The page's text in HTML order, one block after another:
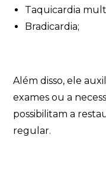
Taquicardia
Bradicardia;
Além disso, ele
exames ou a
possibilitam a
regular.